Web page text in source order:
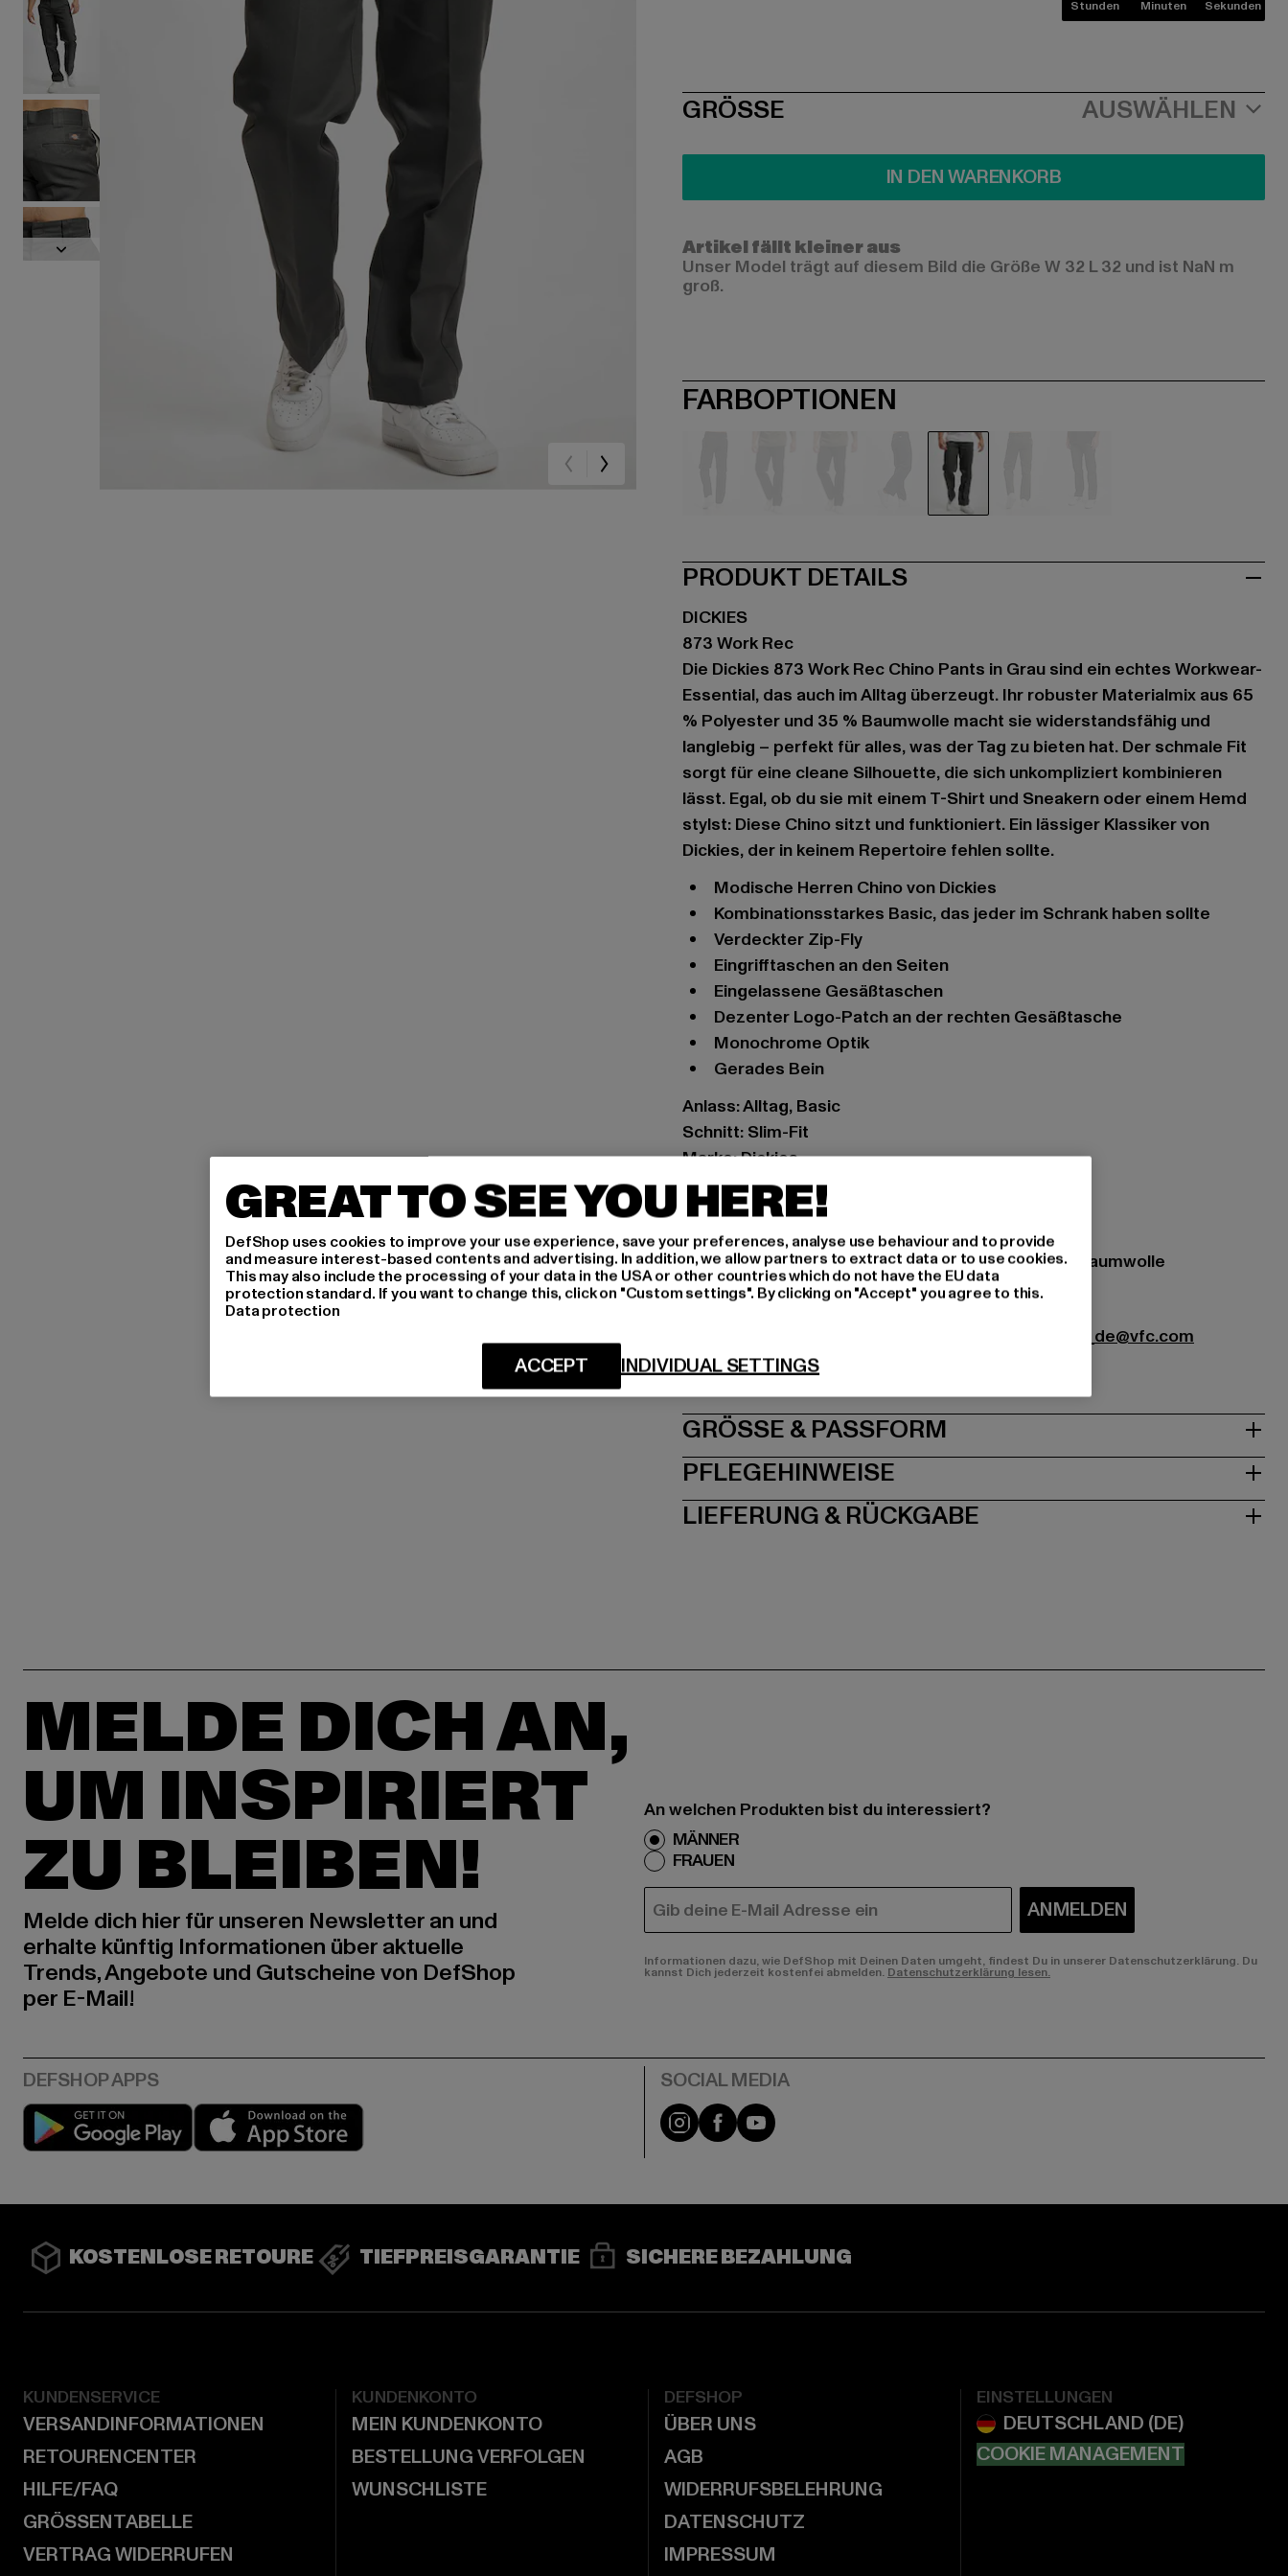
Stunden Minuten Sekunden
SIZE
GRÖSSE AUSWÄHLEN
IN DEN WARENKORB
Artikel fällt kleiner aus
Unser Model trägt auf diesem Bild die Größe W 32 L 32 und ist NaN m
groß.
FARBOPTIONEN
PRODUKT DETAILS
DICKIES
873 Work Rec
Die Dickies 873 Work Rec Chino Pants in Grau sind ein echtes Workwear-
Essential, das auch im Alltag überzeugt. Ihr robuster Materialmix aus 65
% Polyester und 35 % Baumwolle macht sie widerstandsfähig und
langlebig – perfekt für alles, was der Tag zu bieten hat. Der schmale Fit
sorgt für eine cleane Silhouette, die sich unkompliziert kombinieren
lässt. Egal, ob du sie mit einem T-Shirt und Sneakern oder einem Hemd
stylst: Diese Chino sitzt und funktioniert. Ein lässiger Klassiker von
Dickies, der in keinem Repertoire fehlen sollte.
Modische Herren Chino von Dickies
Kombinationsstarkes Basic, das jeder im Schrank haben sollte
Verdeckter Zip-Fly
Eingrifftaschen an den Seiten
Eingelassene Gesäßtaschen
Dezenter Logo-Patch an der rechten Gesäßtasche
Monochrome Optik
Gerades Bein
Anlass: Alltag, Basic
Schnitt: Slim-Fit
Marke: Dickies
Kat.: Chinos
Farbe: grau
Hersteller Farbe: grey
Materialzusammensetzung: 65% Polyester, 35% Baumwolle
Art.Nr: DK0A4XK9-00111
dickieslife_shop_de@vfc.com
Via Laveggio 5 | 6855 Stabio | CH
GRÖSSE & PASSFORM
PFLEGEHINWEISE
LIEFERUNG & RÜCKGABE
MELDE DICH AN,
UM INSPIRIERT
ZU BLEIBEN!
Melde dich hier für unseren Newsletter an und
erhalte künftig Informationen über aktuelle
Trends, Angebote und Gutscheine von DefShop
per E-Mail!
An welchen Produkten bist du interessiert?
MÄNNER
FRAUEN
E-MAIL ANMELDEN
Informationen dazu, wie DefShop mit Deinen Daten umgeht, findest Du in unserer Datenschutzerklärung. Du
kannst Dich jederzeit kostenfei abmelden. Datenschutzerklärung lesen.
Play market Instagram
FacebookYouTube
KOSTENLOSE RETOURE TIEFPREISGARANTIE SICHERE BEZAHLUNG
KUNDENSERVICE
VERSANDINFORMATIONEN
RETOURENCENTER
HILFE/FAQ
GRÖSSENTABELLE
VERTRAG WIDERRUFEN
KUNDENKONTO
MEIN KUNDENKONTO
BESTELLUNG VERFOLGEN
WUNSCHLISTE
DEFSHOP
ÜBER UNS
AGB
WIDERRUFSBELEHRUNG
DATENSCHUTZ
IMPRESSUM
EINSTELLUNGEN
COOKIE MANAGEMENT
GREAT TO SEE YOU HERE!
DefShop uses cookies to improve your use experience, save your preferences, analyse use behaviour and to provide
and measure interest-based contents and advertising. In addition, we allow partners to extract data or to use cookies.
This may also include the processing of your data in the USA or other countries which do not have the EU data
protection standard. If you want to change this, click on "Custom settings". By clicking on "Accept" you agree to this.
Data protection
INDIVIDUAL SETTINGS
ACCEPT